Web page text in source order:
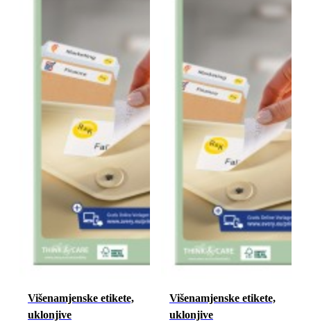
Višenamjenske etikete,
uklonjive
Višenamjenske etikete,
uklonjive